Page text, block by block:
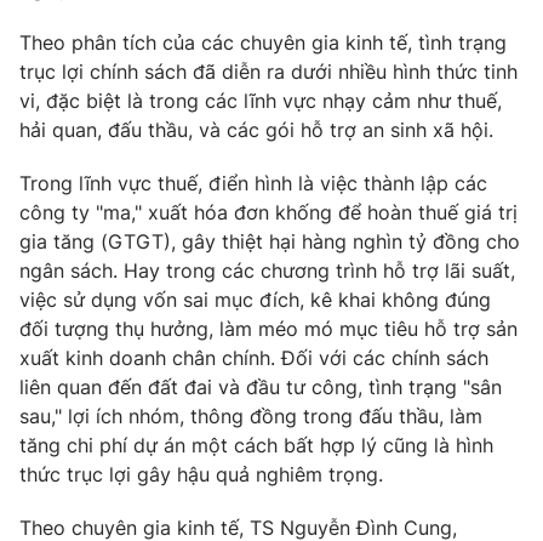
Liên hệ tòa soạn English
THỜI BÁO VTV
Theo dõi báo trên
Cơ quan chủ quản:Đài Truyền hình Việt Nam
Cơ quan báo chí:Thời báo VTV
Giấy phép hoạt động báo in và báo điện tử số 483/GP-BTTTT
cấp ngày 29/12/2023
Tổng Biên tập:
Vũ Thanh Thủy
Nguyễn Trọng Ninh
Theo phân tích của các chuyên gia kinh tế, tình trạng
trục lợi chính sách đã diễn ra dưới nhiều hình thức tinh
vi, đặc biệt là trong các lĩnh vực nhạy cảm như thuế,
hải quan, đấu thầu, và các gói hỗ trợ an sinh xã hội.
Trong lĩnh vực thuế, điển hình là việc thành lập các
công ty "ma," xuất hóa đơn khống để hoàn thuế giá trị
gia tăng (GTGT), gây thiệt hại hàng nghìn tỷ đồng cho
ngân sách. Hay trong các chương trình hỗ trợ lãi suất,
việc sử dụng vốn sai mục đích, kê khai không đúng
đối tượng thụ hưởng, làm méo mó mục tiêu hỗ trợ sản
xuất kinh doanh chân chính. Đối với các chính sách
liên quan đến đất đai và đầu tư công, tình trạng "sân
sau," lợi ích nhóm, thông đồng trong đấu thầu, làm
tăng chi phí dự án một cách bất hợp lý cũng là hình
thức trục lợi gây hậu quả nghiêm trọng.
Theo chuyên gia kinh tế, TS Nguyễn Đình Cung,